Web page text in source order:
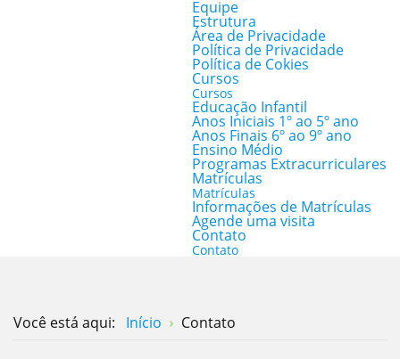
Equipe
Estrutura
Área de Privacidade
Política de Privacidade
Política de Cokies
Cursos
Cursos
Educação Infantil
Anos Iniciais 1º ao 5º ano
Anos Finais 6º ao 9º ano
Ensino Médio
Programas Extracurriculares
Matrículas
Matrículas
Informações de Matrículas
Agende uma visita
Contato
Contato
Você está aqui: Início Contato